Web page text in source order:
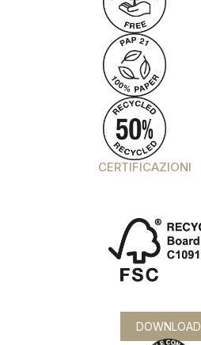
CERTIFICAZIONI
DOWNLOAD